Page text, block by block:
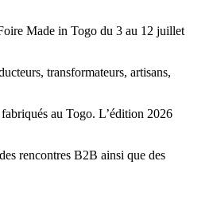
Made in Togo du 3 au 12 juillet
transformateurs, artisans,
au Togo. L’édition 2026
rencontres B2B ainsi que des